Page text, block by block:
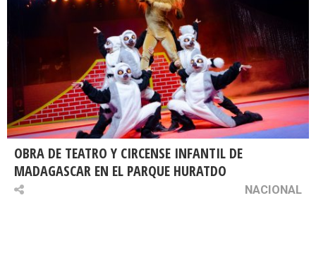
OBRA DE TEATRO Y CIRCENSE INFANTIL DE
MADAGASCAR EN EL PARQUE HURATDO
NACIONAL